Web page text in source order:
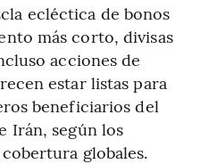
ecléctica de bonos
más corto, divisas
acciones de
estar listas para
beneficiarios del
Irán, según los
globales.